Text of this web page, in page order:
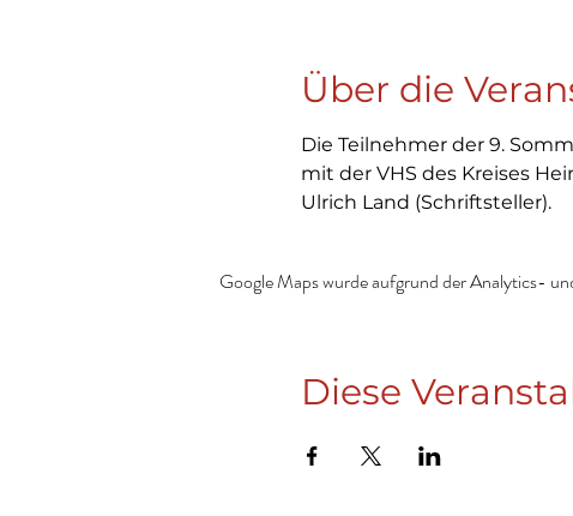
Über die
Die Teilnehmer der 9.
mit der VHS des Kreises
Ulrich Land (Schriftsteller).
Google Maps wurde aufgrund der Analytics-
Diese